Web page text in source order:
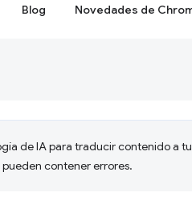
Blog Novedades de
de IA para traducir contenido a
contener errores.